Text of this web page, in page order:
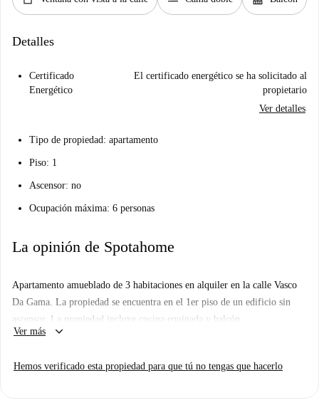
Detalles
Certificado
Energético
El certificado energético se ha solicitado al
propietario
Ver detalles
Tipo de propiedad: apartamento
Piso: 1
Ascensor: no
Ocupación máxima: 6 personas
La opinión de Spotahome
Apartamento amueblado de 3 habitaciones en alquiler en la calle Vasco
Da Gama. La propiedad se encuentra en el 1er piso de un edificio sin
ascensor. La propiedad incluye cocina equipada y balcón.
Ver más
keyboard_arrow_down
Hemos verificado esta propiedad para que tú no tengas que hacerlo